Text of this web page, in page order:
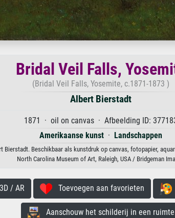
Bridal Veil Falls,
(Bridal Veil Falls, Yosemite, c.1871-1873 )
Albert Bierstadt
1871 · oil on canvas · Afbeelding ID:
Amerikaanse kunst · Landschappen
Bierstadt. Beschikbaar als kunstdruk op canvas, fotopapier,
North Carolina Museum of Art, Raleigh, USA / Bridgeman
/ AR Toevoegen aan favorieten
Aanschouw het schilderij in een ruimte